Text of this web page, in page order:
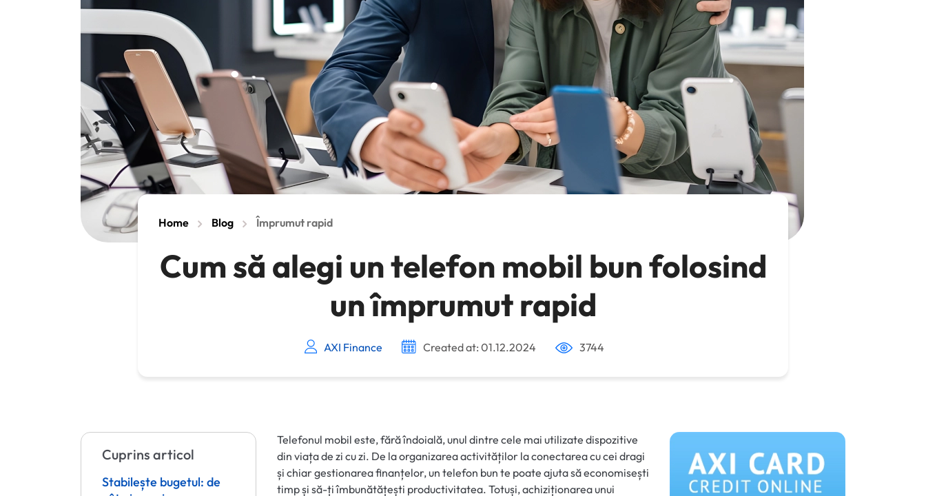
Home Blog Împrumut rapid
Cum să alegi un telefon mobil bun folosind
un împrumut rapid
AXI Finance Created at: 01.12.2024 3744
Cuprins articol
Stabilește bugetul: de
Telefonul mobil este, fără îndoială, unul dintre cele mai utilizate dispozitive
din viața de zi cu zi. De la organizarea activităților la conectarea cu cei dragi
și chiar gestionarea finanțelor, un telefon bun te poate ajuta să economisești
timp și să-ți îmbunătățești productivitatea. Totuși, achiziționarea unui